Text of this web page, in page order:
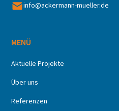
info@ackermann-mueller.de
MENÜ
Aktuelle Projekte
Über uns
Referenzen